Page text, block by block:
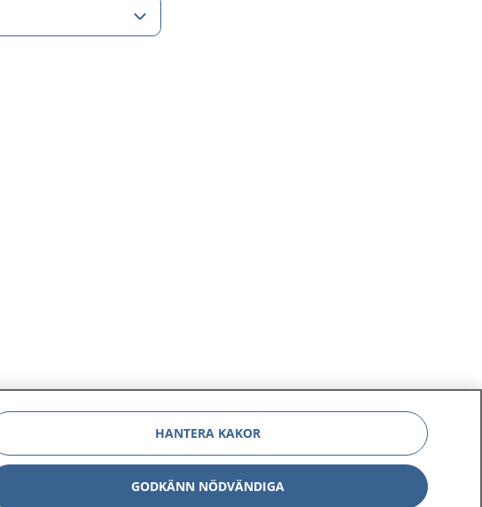
HANTERA KAKOR
GODKÄNN NÖDVÄNDIGA